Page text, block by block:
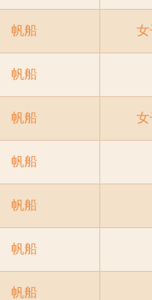
帆船 女
帆船
帆船 女
帆船
帆船
帆船
帆船